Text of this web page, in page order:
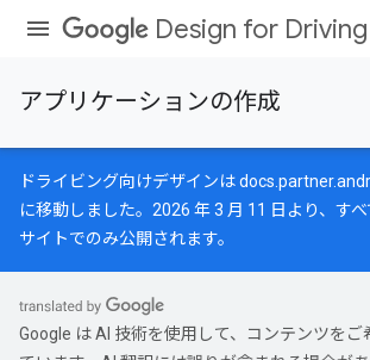
Design for Driving
アプリケーションの作成
ドライビング向けデザインは
に移動しました。2026 年 3 月 11 日より、す
サイトでのみ公開されます。
Google は AI 技術を使用して、コンテンツをご